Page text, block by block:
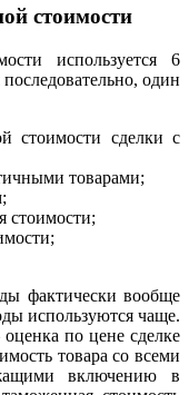
стоимости
используется 6
один
стоимости сделки с
товарами;
стоимости;
фактически вообще
используются чаще.
по цене сделке
товара со всеми
включению в